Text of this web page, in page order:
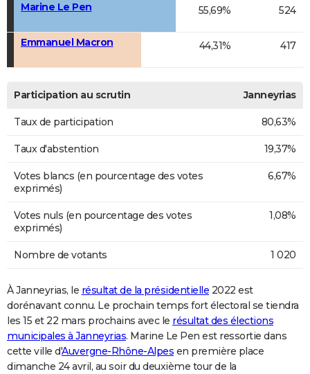
Marine Le Pen
55,69% 524
Emmanuel Macron 44,31% 417
Participation au scrutin Janneyrias
Taux de participation 80,63%
Taux d'abstention 19,37%
Votes blancs (en pourcentage des votes
exprimés)
6,67%
Votes nuls (en pourcentage des votes
exprimés)
1,08%
Nombre de votants 1 020
À Janneyrias, le résultat de la présidentielle 2022 est
dorénavant connu. Le prochain temps fort électoral se tiendra
les 15 et 22 mars prochains avec le résultat des élections
municipales à Janneyrias. Marine Le Pen est ressortie dans
cette ville d'Auvergne-Rhône-Alpes en première place
dimanche 24 avril, au soir du deuxième tour de la